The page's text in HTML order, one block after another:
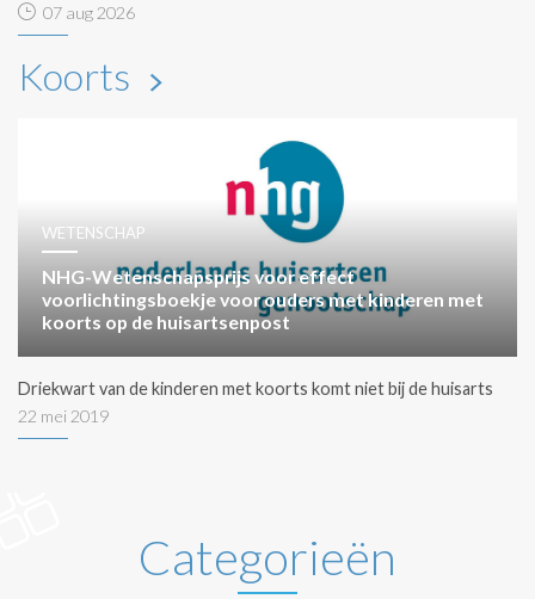
07 aug 2026
Koorts
WETENSCHAP
NHG-Wetenschapsprijs voor effect
voorlichtingsboekje voor ouders met kinderen met
koorts op de huisartsenpost
Driekwart van de kinderen met koorts komt niet bij de huisarts
22 mei 2019
Categorieën